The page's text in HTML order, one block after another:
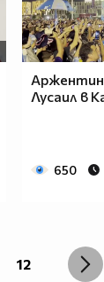
Лусаил в
650
12